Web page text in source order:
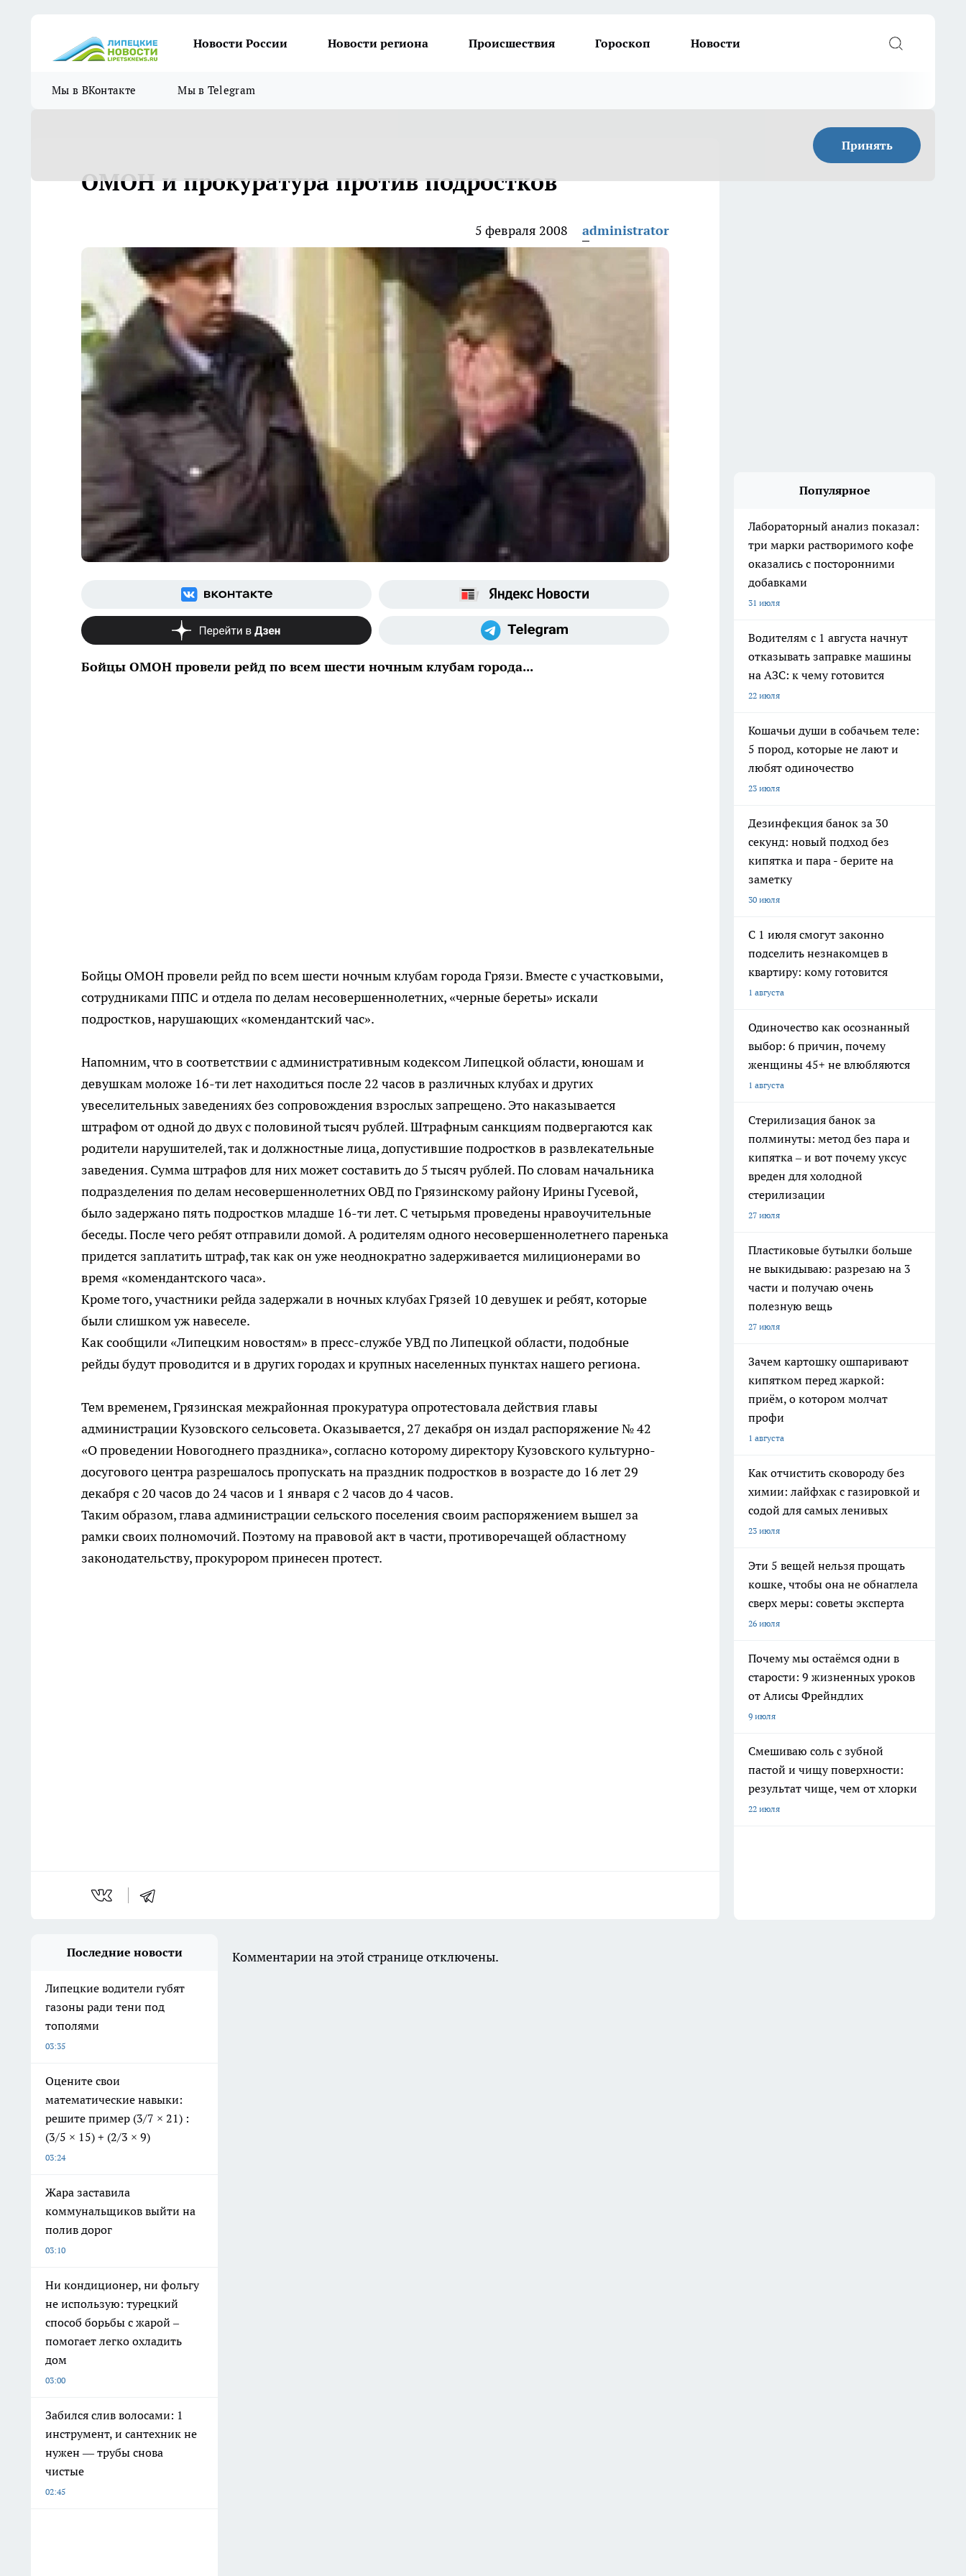
Новости России Новости региона Происшествия Гороскоп Новости
Мы в ВКонтакте Мы в Telegram
Принять
ОМОН и прокуратура против подростков
5 февраля 2008 administrator
Бойцы ОМОН провели рейд по всем шести ночным клубам города...
Бойцы ОМОН провели рейд по всем шести ночным клубам города Грязи. Вместе с участковыми,
сотрудниками ППС и отдела по делам несовершеннолетних, «черные береты» искали
подростков, нарушающих «комендантский час».
Напомним, что в соответствии с административным кодексом Липецкой области, юношам и
девушкам моложе 16-ти лет находиться после 22 часов в различных клубах и других
увеселительных заведениях без сопровождения взрослых запрещено. Это наказывается
штрафом от одной до двух с половиной тысяч рублей. Штрафным санкциям подвергаются как
родители нарушителей, так и должностные лица, допустившие подростков в развлекательные
заведения. Сумма штрафов для них может составить до 5 тысяч рублей. По словам начальника
подразделения по делам несовершеннолетних ОВД по Грязинскому району Ирины Гусевой,
было задержано пять подростков младше 16-ти лет. С четырьмя проведены нравоучительные
беседы. После чего ребят отправили домой. А родителям одного несовершеннолетнего паренька
придется заплатить штраф, так как он уже неоднократно задерживается милиционерами во
время «комендантского часа».
Кроме того, участники рейда задержали в ночных клубах Грязей 10 девушек и ребят, которые
были слишком уж навеселе.
Как сообщили «Липецким новостям» в пресс-службе УВД по Липецкой области, подобные
рейды будут проводится и в других городах и крупных населенных пунктах нашего региона.
Тем временем, Грязинская межрайонная прокуратура опротестовала действия главы
администрации Кузовского сельсовета. Оказывается, 27 декабря он издал распоряжение № 42
«О проведении Новогоднего праздника», согласно которому директору Кузовского культурно-
досугового центра разрешалось пропускать на праздник подростков в возрасте до 16 лет 29
декабря с 20 часов до 24 часов и 1 января с 2 часов до 4 часов.
Таким образом, глава администрации сельского поселения своим распоряжением вышел за
рамки своих полномочий. Поэтому на правовой акт в части, противоречащей областному
законодательству, прокурором принесен протест.
Популярное
Лабораторный анализ показал:
три марки растворимого кофе
оказались с посторонними
добавками
31 июля
Водителям с 1 августа начнут
отказывать заправке машины
на АЗС: к чему готовится
22 июля
Кошачьи души в собачьем теле:
5 пород, которые не лают и
любят одиночество
23 июля
Дезинфекция банок за 30
секунд: новый подход без
кипятка и пара - берите на
заметку
30 июля
С 1 июля смогут законно
подселить незнакомцев в
квартиру: кому готовится
1 августа
Одиночество как осознанный
выбор: 6 причин, почему
женщины 45+ не влюбляются
1 августа
Стерилизация банок за
полминуты: метод без пара и
кипятка – и вот почему уксус
вреден для холодной
стерилизации
27 июля
Пластиковые бутылки больше
не выкидываю: разрезаю на 3
части и получаю очень
полезную вещь
27 июля
Зачем картошку ошпаривают
кипятком перед жаркой:
приём, о котором молчат
профи
1 августа
Как отчистить сковороду без
химии: лайфхак с газировкой и
содой для самых ленивых
23 июля
Эти 5 вещей нельзя прощать
кошке, чтобы она не обнаглела
сверх меры: советы эксперта
26 июля
Почему мы остаёмся одни в
старости: 9 жизненных уроков
от Алисы Фрейндлих
9 июля
Смешиваю соль с зубной
пастой и чищу поверхности:
результат чище, чем от хлорки
22 июля
Последние новости
Липецкие водители губят
газоны ради тени под
тополями
03:35
Оцените свои
математические навыки:
решите пример (3/7 × 21) :
(3/5 × 15) + (2/3 × 9)
03:24
Жара заставила
коммунальщиков выйти на
полив дорог
03:10
Ни кондиционер, ни фольгу
не использую: турецкий
способ борьбы с жарой –
помогает легко охладить
дом
03:00
Забился слив волосами: 1
инструмент, и сантехник не
нужен — трубы снова
чистые
02:45
Комментарии на этой странице отключены.